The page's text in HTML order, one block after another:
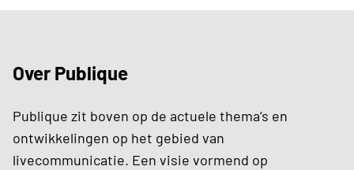
Over Publique
Publique zit boven op de actuele thema’s en
ontwikkelingen op het gebied van
livecommunicatie. Een visie vormend op